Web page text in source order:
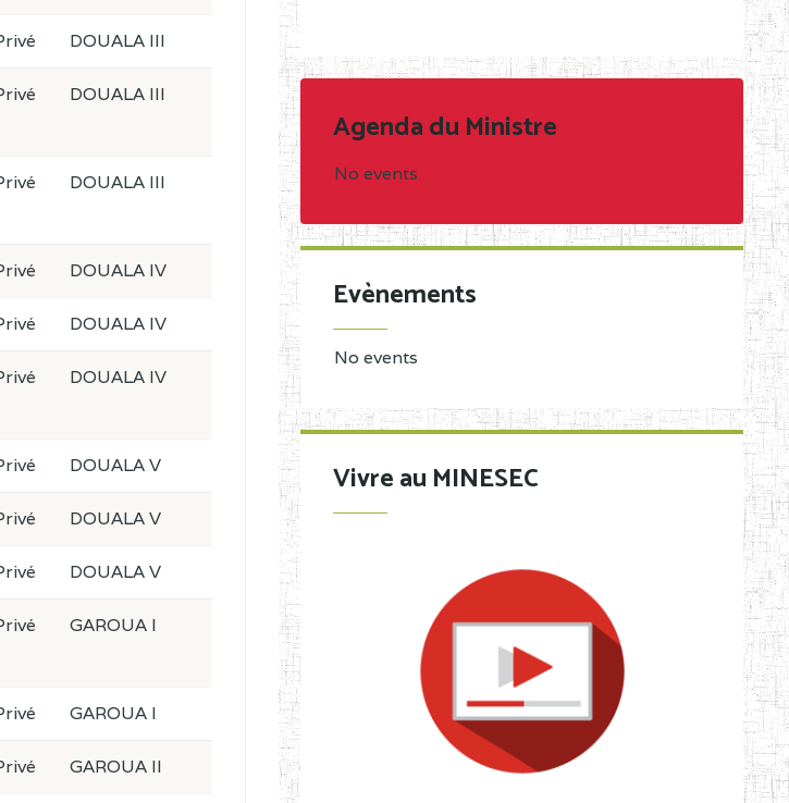
DOUALA III
DOUALA III
DOUALA III
DOUALA IV
DOUALA IV
DOUALA IV
DOUALA V
DOUALA V
DOUALA V
GAROUA I
GAROUA I
GAROUA II
Agenda du Ministre
No events
Evènements
No events
Vivre au MINESEC